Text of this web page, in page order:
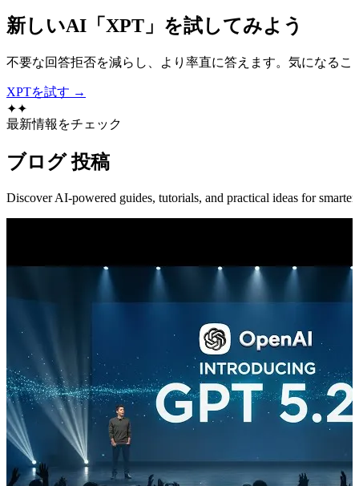
新しいAI「XPT」を試してみよう
不要な回答拒否を減らし、より率直に答えます。気になる
XPTを試す →
✦✦
最新情報をチェック
ブログ 投稿
Discover AI-powered guides, tutorials, and practical ideas for